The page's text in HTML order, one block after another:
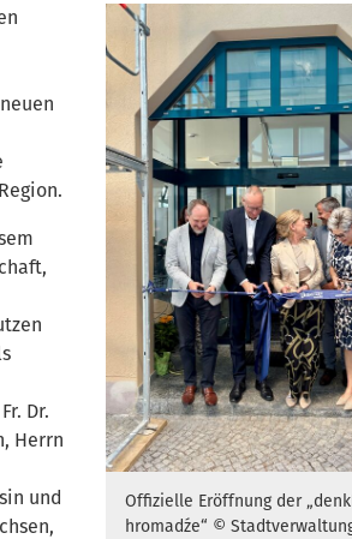
Dr.
Herrn
und
Offizielle Eröffnung der
hromadźe“ ©